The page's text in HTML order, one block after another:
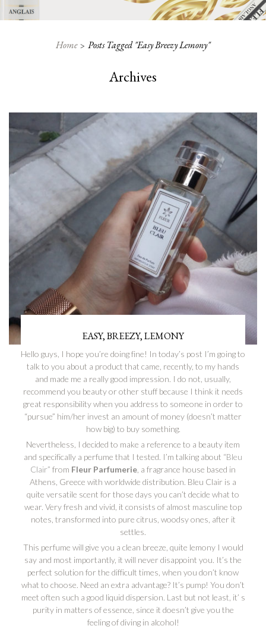
Home Posts Tagged "easy Breezy Lemony"
Archives
EASY, BREEZY, LEMONY
Hello guys, I hope you’re doing fine! In today’s post I’m going to
talk to you about a product that came, recently, to my hands
and made me a really good impression. I do not, usually,
recommend you beauty or other stuff because I think it needs
great responsibility when you address to someone in order to
“pursue” him/her invest an amount of money (doesn’t matter
how big) to buy something.
Nevertheless, I decided to make a reference to a beauty item
and specifically a perfume that I tested. I’m talking about “Bleu
Clair” from Fleur Parfumerie , a fragrance house based in
Athens, Greece with worldwide distribution. Bleu Clair is a
quite versatile scent for those days you can’t decide what to
wear. Very fresh and vivid, it consists of almost masculine top
notes, transformed into pure citrus, woodsy ones, after it
settles.
This perfume will give you a clean breeze, quite lemony I would
say and most importantly, it will never disappoint you. It’s the
perfect solution for the difficult times, when you don’t know
what to choose. Need an extra advantage? It’s pump! You don’t
meet often such a good liquid dispersion. Last but not least, it’ s
purity in matters of essence, since it doesn’t give you the
feeling of diving in alcohol!